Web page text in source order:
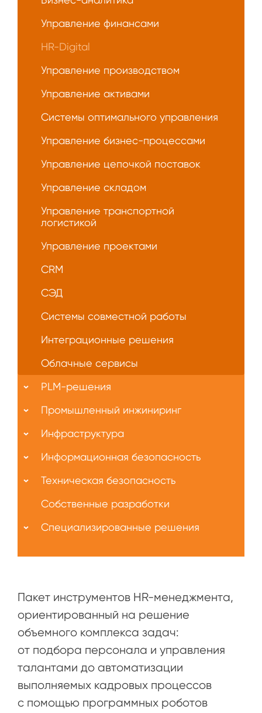
Пакет инструментов HR-менеджмента,
ориентированный на решение
объемного комплекса задач:
от подбора персонала и управления
талантами до автоматизации
выполняемых кадровых процессов
с помощью программных роботов
Управление финансами
HR-Digital
Управление производством
Управление активами
Системы оптимального управления
Управление бизнес-процессами
Управление цепочкой поставок
Управление складом
Управление транспортной
логистикой
Управление проектами
CRM
СЭД
Системы совместной работы
Интеграционные решения
Облачные сервисы
PLM-решения
Промышленный инжиниринг
Инфраструктура
Информационная безопасность
Техническая безопасность
Собственные разработки
Специализированные решения